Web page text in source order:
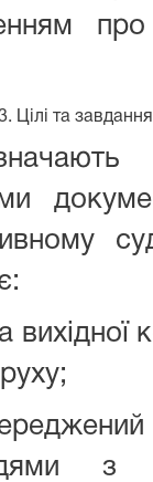
Цілі та
вихідної
з